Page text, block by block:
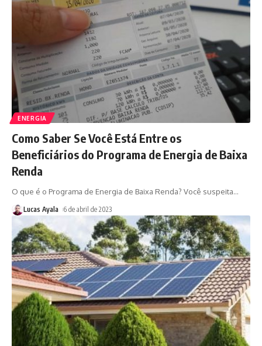
ENERGIA
Como Saber Se Você Está Entre os
Beneficiários do Programa de Energia de Baixa
Renda
O que é o Programa de Energia de Baixa Renda? Você suspeita…
Lucas Ayala 6 de abril de 2023